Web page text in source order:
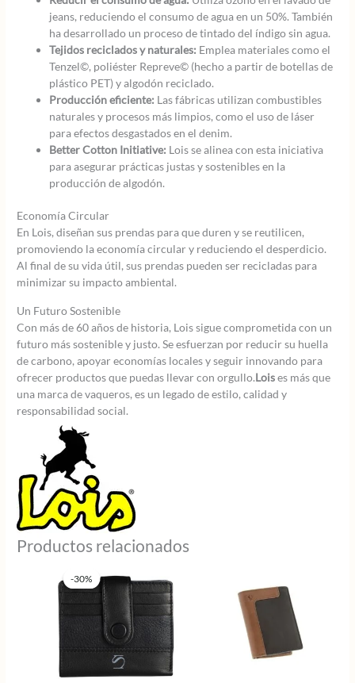
jeans, reduciendo el consumo de agua en un 50%. También
ha desarrollado un proceso de tintado del índigo sin agua.
Tejidos reciclados y naturales: Emplea materiales como el
Tenzel©, poliéster Repreve© (hecho a partir de botellas de
plástico PET) y algodón reciclado.
Producción eficiente: Las fábricas utilizan combustibles
naturales y procesos más limpios, como el uso de láser
para efectos desgastados en el denim.
Better Cotton Initiative: Lois se alinea con esta iniciativa
para asegurar prácticas justas y sostenibles en la
producción de algodón.
Economía Circular
En Lois, diseñan sus prendas para que duren y se reutilicen,
promoviendo la economía circular y reduciendo el desperdicio.
Al final de su vida útil, sus prendas pueden ser recicladas para
minimizar su impacto ambiental.
Un Futuro Sostenible
Con más de 60 años de historia, Lois sigue comprometida con un
futuro más sostenible y justo. Se esfuerzan por reducir su huella
de carbono, apoyar economías locales y seguir innovando para
ofrecer productos que puedas llevar con orgullo.Loises más que
una marca de vaqueros, es un legado de estilo, calidad y
responsabilidad social.
Productos relacionados
-30%
-30%